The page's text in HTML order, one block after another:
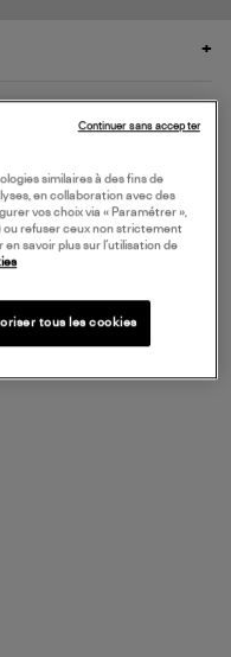
similaires à des fins de
en collaboration avec des
vos choix via « Paramétrer »,
ou refuser ceux non strictement
savoir plus sur l’utilisation de
tous les cookies
Continuer sans accepter